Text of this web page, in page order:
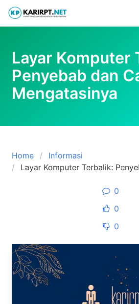
Skip
content
Layar Komputer
Penyebab dan
Mengatasinya
Home
Informasi
Layar Komputer Terbalik:
0
0
0